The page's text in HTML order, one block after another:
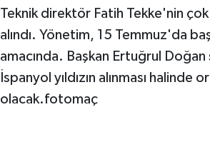
Teknik direktör Fatih Tekke'nin
alındı. Yönetim, 15 Temmuz'da
amacında. Başkan Ertuğrul
İspanyol yıldızın alınması halinde
olacak.fotomaç